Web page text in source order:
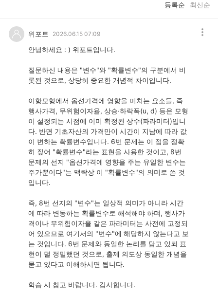
등록순 최신순
위포트 2026.06.15 07:09
안녕하세요 : ) 위포트입니다.
질문하신 내용은 "변수"와 "확률변수"의 구분에서 비
롯된 것으로, 상당히 중요한 개념적 차이입니다.
이항모형에서 옵션가격에 영향을 미치는 요소들, 즉
행사가격, 무위험이자율, 상승·하락폭(u, d) 등은 모형
이 설정되는 시점에 이미 확정된 상수(파라미터)입니
다. 반면 기초자산의 가격만이 시간이 지남에 따라 값
이 변하는 확률변수입니다. 6번 문제는 이 점을 정확
히 짚어 "확률변수"라는 표현을 사용한 것이고, 8번
문제의 선지 "옵션가격에 영향을 주는 유일한 변수는
주가뿐이다"는 맥락상 이 "확률변수"의 의미로 쓴 것
입니다.
즉, 8번 선지의 "변수"는 일상적 의미가 아니라 시간
에 따라 변동하는 확률변수로 해석해야 하며, 행사가
격이나 무위험이자율 같은 파라미터는 사전에 고정되
어 있으므로 여기서의 "변수"에 해당하지 않는다고 보
는 것입니다. 6번 문제와 동일한 논리를 담고 있되 표
현이 덜 정밀했던 것으로, 출제 의도상 동일한 개념을
묻고 있다고 이해하시면 됩니다.
학습 시 참고 바랍니다. 감사합니다.